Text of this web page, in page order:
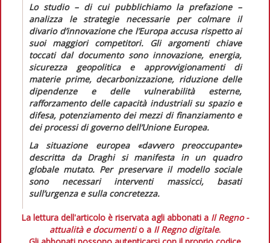
Lo studio – di cui pubblichiamo la prefazione –
analizza le strategie necessarie per colmare il
divario d’innovazione che l’Europa accusa rispetto ai
suoi maggiori competitori. Gli argomenti chiave
toccati dal documento sono innovazione, energia,
sicurezza geopolitica e approvvigionamenti di
materie prime, decarbonizzazione, riduzione delle
dipendenze e delle vulnerabilità esterne,
rafforzamento delle capacità industriali su spazio e
difesa, potenziamento dei mezzi di finanziamento e
dei processi di governo dell’Unione Europea.
La situazione europea «davvero preoccupante»
descritta da Draghi si manifesta in un quadro
globale mutato. Per preservare il modello sociale
sono necessari interventi massicci, basati
sull’urgenza e sulla concretezza.
La lettura dell'articolo è riservata agli abbonati a Il Regno -
attualità e documentio a Il Regno digitale.